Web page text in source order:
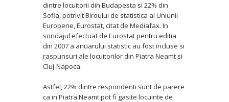
dintre locuitorii din Budapesta si 22% din
Sofia, potrivit Biroului de statistica al Uniunii
Europene, Eurostat, citat de Mediafax. In
sondajul efectuat de Eurostat pentru editia
din 2007 a anuarului statistic au fost incluse si
raspunsuri ale locuitorilor din Piatra Neamt si
Cluj-Napoca.
Astfel, 22% dintre respondenti sunt de parere
ca in Piatra Neamt pot fi gasite locuinte de